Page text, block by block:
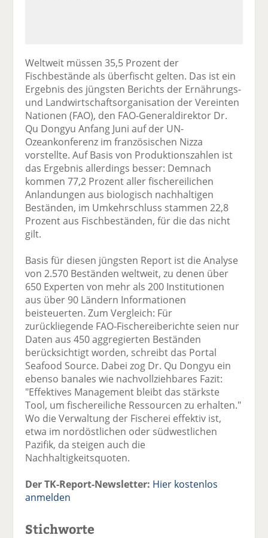
Weltweit müssen 35,5 Prozent der
Fischbestände als überfischt gelten. Das ist ein
Ergebnis des jüngsten Berichts der Ernährungs-
und Landwirtschaftsorganisation der Vereinten
Nationen (FAO), den FAO-Generaldirektor Dr.
Qu Dongyu Anfang Juni auf der UN-
Ozeankonferenz im französischen Nizza
vorstellte. Auf Basis von Produktionszahlen ist
das Ergebnis allerdings besser: Demnach
kommen 77,2 Prozent aller fischereilichen
Anlandungen aus biologisch nachhaltigen
Beständen, im Umkehrschluss stammen 22,8
Prozent aus Fischbeständen, für die das nicht
gilt.
Basis für diesen jüngsten Report ist die Analyse
von 2.570 Beständen weltweit, zu denen über
650 Experten von mehr als 200 Institutionen
aus über 90 Ländern Informationen
beisteuerten. Zum Vergleich: Für
zurückliegende FAO-Fischereiberichte seien nur
Daten aus 450 aggregierten Beständen
berücksichtigt worden, schreibt das Portal
Seafood Source. Dabei zog Dr. Qu Dongyu ein
ebenso banales wie nachvollziehbares Fazit:
"Effektives Management bleibt das stärkste
Tool, um fischereiliche Ressourcen zu erhalten."
Wo die Verwaltung der Fischerei effektiv ist,
etwa im nordöstlichen oder südwestlichen
Pazifik, da steigen auch die
Nachhaltigkeitsquoten.
Der TK-Report-Newsletter: Hier kostenlos
anmelden
Stichworte